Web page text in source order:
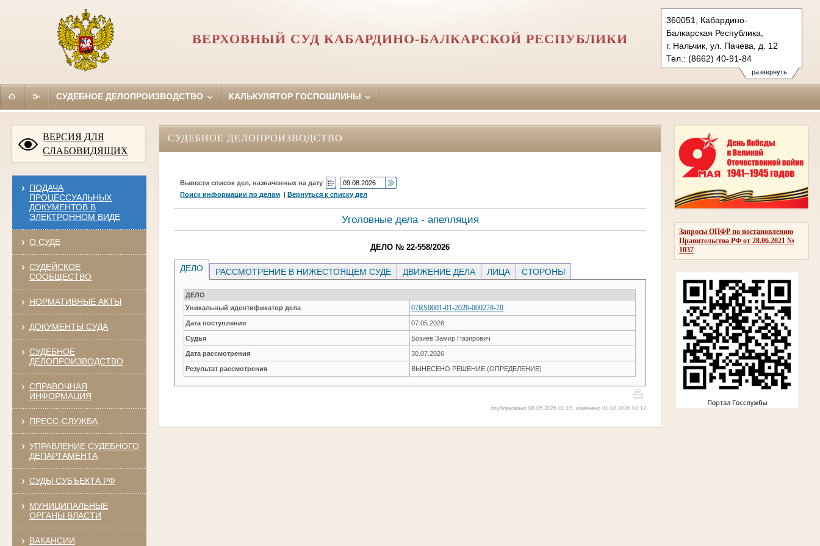
развернуть
360051, Кабардино-
Балкарская Республика,
г. Нальчик, ул. Пачева, д. 12
Тел.: (8662) 40-91-84
vs.kbr@sudrf.ru
ВЕРХОВНЫЙ СУД КАБАРДИНО-БАЛКАРСКОЙ РЕСПУБЛИКИ
СУДЕБНОЕ ДЕЛОПРОИЗВОДСТВО КАЛЬКУЛЯТОР ГОСПОШЛИНЫ
ВЕРСИЯ ДЛЯ
СЛАБОВИДЯЩИХ
ПОДАЧА
ПРОЦЕССУАЛЬНЫХ
ДОКУМЕНТОВ В
ЭЛЕКТРОННОМ ВИДЕ
О СУДЕ
СУДЕЙСКОЕ
СООБЩЕСТВО
НОРМАТИВНЫЕ АКТЫ
ДОКУМЕНТЫ СУДА
СУДЕБНОЕ
ДЕЛОПРОИЗВОДСТВО
СПРАВОЧНАЯ
ИНФОРМАЦИЯ
ПРЕСС-СЛУЖБА
УПРАВЛЕНИЕ СУДЕБНОГО
ДЕПАРТАМЕНТА
СУДЫ СУБЪЕКТА РФ
МУНИЦИПАЛЬНЫЕ
ОРГАНЫ ВЛАСТИ
ВАКАНСИИ
Запросы ОПФР по постановлению
Правительства РФ от 28.06.2021 №
1037
СУДЕБНОЕ ДЕЛОПРОИЗВОДСТВО
Вывести список дел, назначенных на дату
Поиск информации по делам |Вернуться к списку дел
Уголовные дела - апелляция
ДЕЛО № 22-558/2026
ДЕЛО РАССМОТРЕНИЕ В НИЖЕСТОЯЩЕМ СУДЕ ДВИЖЕНИЕ ДЕЛА ЛИЦА СТОРОНЫ
ДЕЛО
Уникальный идентификатор дела
07RS0001-01-2026-000278-70
Дата поступления 07.05.2026
Судья Бозиев Замир Назирович
Дата рассмотрения 30.07.2026
Результат рассмотрения ВЫНЕСЕНО РЕШЕНИЕ (ОПРЕДЕЛЕНИЕ)
опубликовано 08.05.2026 01:15, изменено 01.08.2026 02:17